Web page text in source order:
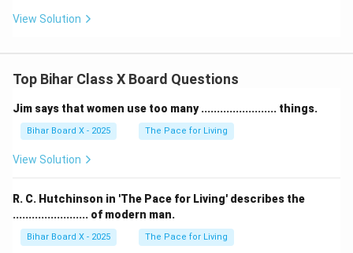
View Solution
Top Bihar Class X Board Questions
Jim says that women use too many ........................ things.
Bihar Board X - 2025 The Pace for Living
View Solution
R. C. Hutchinson in 'The Pace for Living' describes the
........................ of modern man.
Bihar Board X - 2025 The Pace for Living